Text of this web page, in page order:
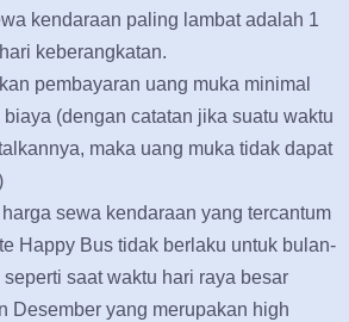
kendaraan paling lambat adalah 1
keberangkatan.
pembayaran uang muka minimal
biaya (dengan catatan jika suatu waktu
maka uang muka tidak dapat
sewa kendaraan yang tercantum
Happy Bus tidak berlaku untuk bulan-
seperti saat waktu hari raya besar
Desember yang merupakan high